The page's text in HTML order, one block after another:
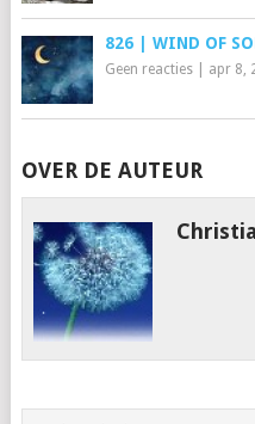
826 | WIND OF
Geen reacties| apr 8,
OVER DE AUTEUR